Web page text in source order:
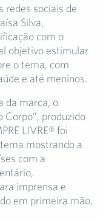
redes sociais de
Silva,
com o
objetivo estimular
o tema, com
e até meninos.
da marca, o
Corpo”, produzido
LIVRE® foi
mostrando a
com a
imprensa e
em primeira mão,